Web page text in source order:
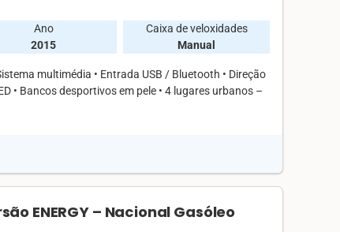
Ano
2015
Caixa de veloxidades
Manual
multimédia • Entrada USB / Bluetooth • Direção
• Bancos desportivos em pele • 4 lugares urbanos –
ENERGY – Nacional Gasóleo